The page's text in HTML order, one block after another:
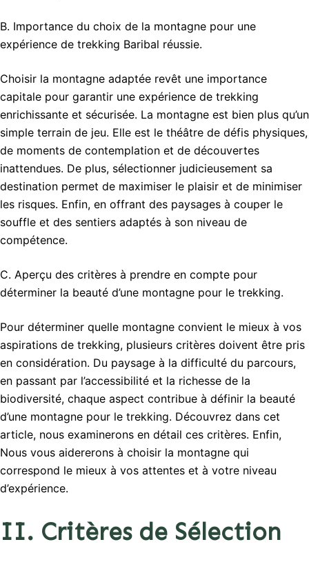
B. Importance du choix de la montagne pour une
expérience de trekking Baribal réussie.
Choisir la montagne adaptée revêt une importance
capitale pour garantir une expérience de trekking
enrichissante et sécurisée. La montagne est bien plus qu’un
simple terrain de jeu. Elle est le théâtre de défis physiques,
de moments de contemplation et de découvertes
inattendues. De plus, sélectionner judicieusement sa
destination permet de maximiser le plaisir et de minimiser
les risques. Enfin, en offrant des paysages à couper le
souffle et des sentiers adaptés à son niveau de
compétence.
C. Aperçu des critères à prendre en compte pour
déterminer la beauté d’une montagne pour le trekking.
Pour déterminer quelle montagne convient le mieux à vos
aspirations de trekking, plusieurs critères doivent être pris
en considération. Du paysage à la difficulté du parcours,
en passant par l’accessibilité et la richesse de la
biodiversité, chaque aspect contribue à définir la beauté
d’une montagne pour le trekking. Découvrez dans cet
article, nous examinerons en détail ces critères. Enfin,
Nous vous aidererons à choisir la montagne qui
correspond le mieux à vos attentes et à votre niveau
d’expérience.
II. Critères de Sélection